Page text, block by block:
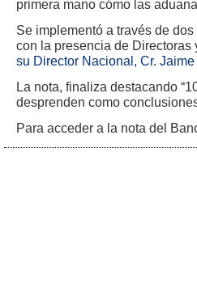
primera mano cómo las
Se implementó a través de
con la presencia de
su Director Nacional, Cr.
La nota, finaliza destacando
desprenden como
Para acceder a la nota del